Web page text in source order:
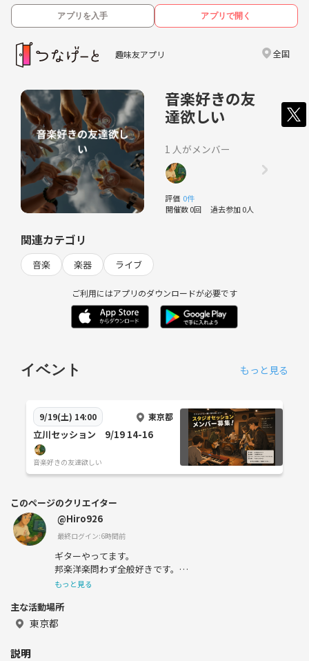
アプリを入手 アプリで開く
趣味友アプリ 全国
音楽好きの友
達欲しい
1 人がメンバー
評価 0件
開催数 0回 過去参加 0人
関連カテゴリ
音楽 楽器 ライブ
ご利用にはアプリのダウンロードが必要です
イベント もっと見る
9/19(土) 14:00 東京都
立川セッション 9/19 14-16
音楽好きの友達欲しい
このページのクリエイター
@Hiro926
最終ログイン:6時間前
ギターやってます。
邦楽洋楽問わず全般好きです。
音楽好きな人と繋がりたい
もっと見る
主な活動場所
東京都
説明